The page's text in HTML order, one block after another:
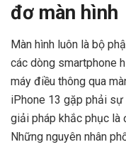
đơ màn hình
Màn hình luôn là bộ
các dòng smartphone
máy điều thông qua
iPhone 13 gặp phải sự
giải pháp khắc phục là
Những nguyên nhân